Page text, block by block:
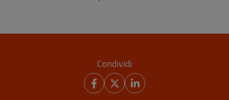
Condividi